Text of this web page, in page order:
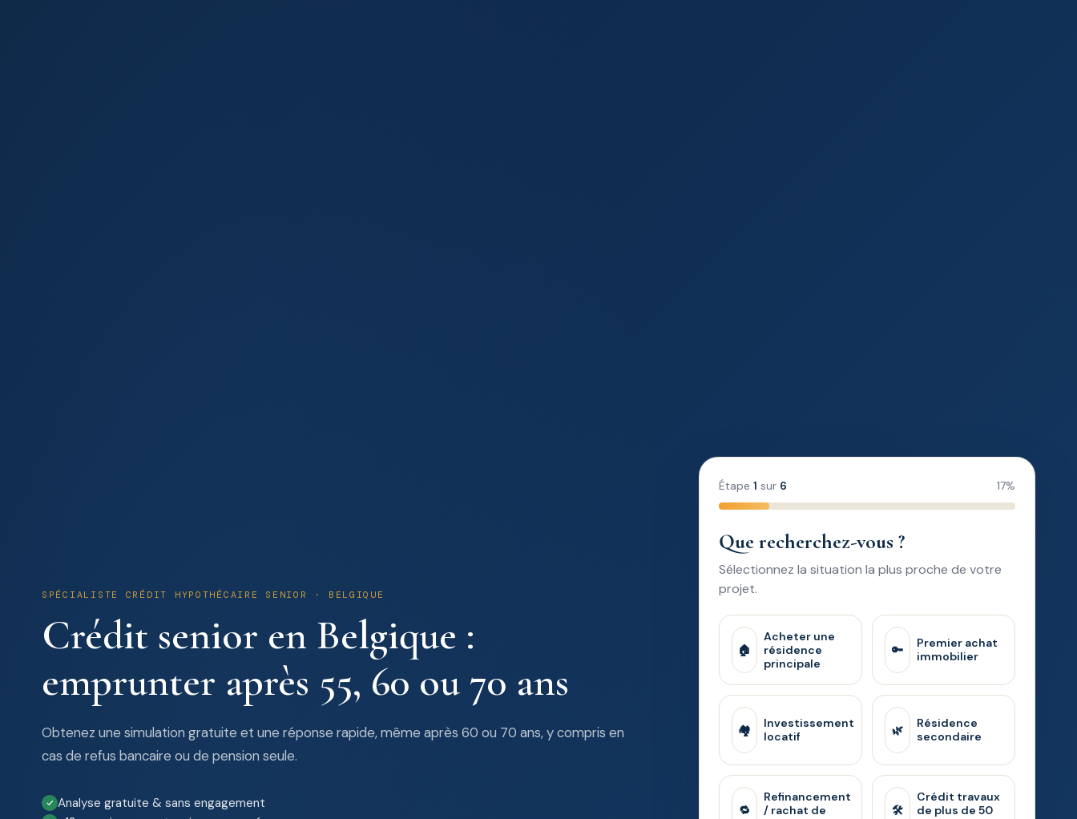
SPÉCIALISTE CRÉDIT HYPOTHÉCAIRE SENIOR · BELGIQUE
Crédit senior en Belgique :
emprunter après 55, 60 ou 70 ans
Obtenez une simulation gratuite et une réponse rapide, même après 60 ou 70 ans, y compris en
cas de refus bancaire ou de pension seule.
Analyse gratuite & sans engagement
Étape 1 sur 6 17%
Que recherchez-vous ?
Sélectionnez la situation la plus proche de votre
projet.
🏠
Acheter une
résidence
principale
🔑
Premier achat
immobilier
🏘️
Investissement
locatif
🌿
Résidence
secondaire
🔁
Refinancement
/ rachat de
🛠️
Crédit travaux
de plus de 50